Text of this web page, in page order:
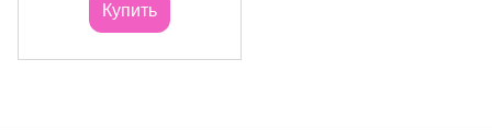
Купить